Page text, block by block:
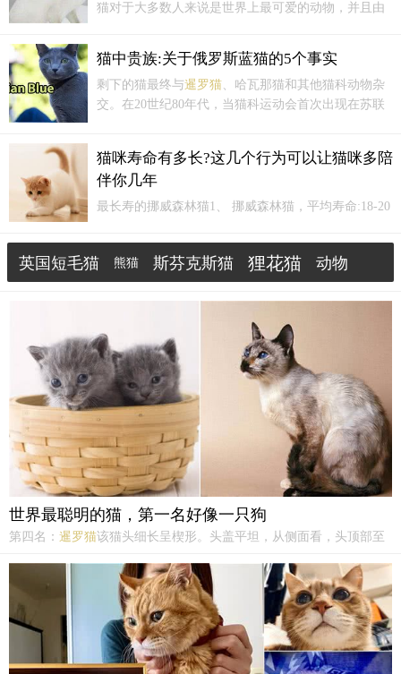
猫对于大多数人来说是世界上最可爱的动物，并且由
了，而猫的品种有很多，众多猫中
就是一个其
中最有名的一个品种，那么暹罗猫到底长什么样呢?
罗猫 暹罗猫是短毛猫的一个代表品种...
猫中贵族:关于俄罗斯蓝猫的5个事实
剩下的猫最终与暹罗猫、哈瓦那猫和其他猫科动物杂
交。在20世纪80年代，当猫科运动会首次出现在苏联
类型的蓝猫，即英国、斯堪的纳维亚、欧洲和北美。
它...
猫咪寿命有多长?这几个行为可以让猫咪多陪
伴你几年
最长寿的挪威森林猫1、 挪威森林猫，平均寿命:18-20
英国短毛猫，13-16岁5、 大中华花狸猫，15岁左右6、
波斯猫，13-17岁7、 异国短毛猫，13岁左右8、 折耳
猫...
英国短毛猫 熊猫 斯芬克斯猫 狸花猫 动物
挪威森林猫 异国短毛猫
世界最聪明的猫，第一名好像一只狗
第四名： 暹罗猫该猫头细长呈楔形。头盖平坦，从侧面看，头顶部至
V字形。鼻梁高而直，从鼻端到耳尖恰为等边三角形。体毛为均匀的
单色，但允许海豹色斑点。蓝色斑点上有少量阴影色。体毛色应与...